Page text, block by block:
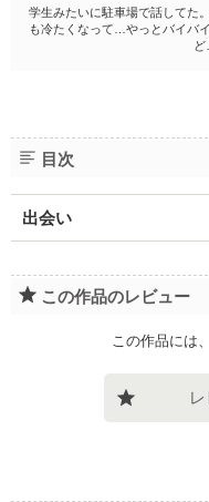
学生みたいに駐車場で話してた
も冷たくなって…やっとバイバ
目次
出会い
この作品のレビュー
この作品には